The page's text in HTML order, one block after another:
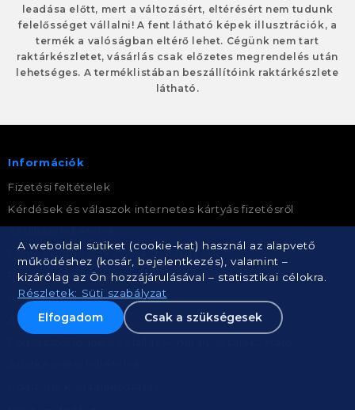
leadása előtt, mert a változásért, eltérésért nem tudunk
felelősséget vállalni! A fent látható képek illusztrációk, a
termék a valóságban eltérő lehet. Cégünk nem tart
raktárkészletet, vásárlás csak előzetes megrendelés után
lehetséges. A terméklistában beszállítóink raktárkészlete
látható.
Információk
Fizetési feltételek
Kérdések és válaszok internetes kártyás fizetésről
Fontos tudnivalók / Gyakori kérdések
Rendelés menete
Az elállási jogról
ÁSZF
A weboldal sütiket (cookie-kat) használ az alapvető
működéshez (kosár, bejelentkezés), valamint –
kizárólag az Ön hozzájárulásával – statisztikai célokra.
Részletek: Süti szabályzat
Elfogadom Csak a szükségesek